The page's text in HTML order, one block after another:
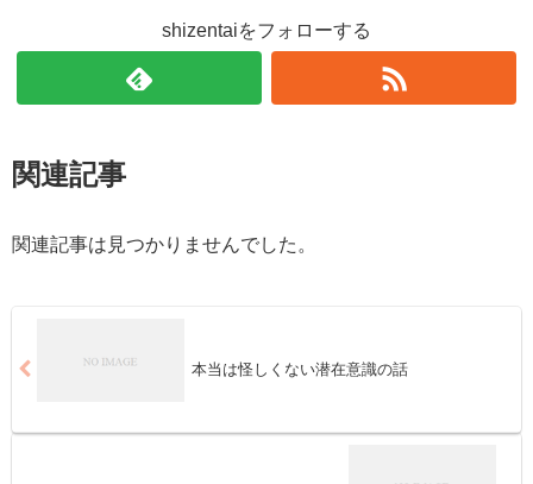
shizentaiをフォローする
関連記事
関連記事は見つかりませんでした。
本当は怪しくない潜在意識の話